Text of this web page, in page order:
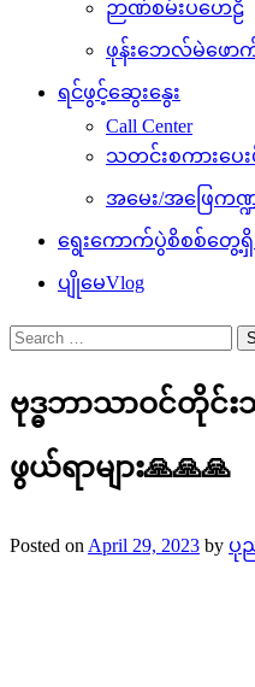
ဉာဏ်စမ်းပဟေဠိ
ဖုန်းဘေလ်မဲဖောက်
ရင်ဖွင့်ဆွေးနွေး
Call Center
သတင်းစကားပေး
အမေး/အဖြေကဏ္
ရွေးကောက်ပွဲစိစစ်တွေ့ရှိခ
ပျိုမေVlog
Search
for:
ဗုဒ္ဓဘာသာဝင်တိုင်
ဖွယ်ရာများ🙏🙏🙏
Posted on April 29, 2023 by ပု